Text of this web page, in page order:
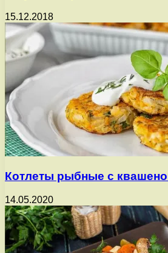
15.12.2018
Котлеты рыбные с
14.05.2020